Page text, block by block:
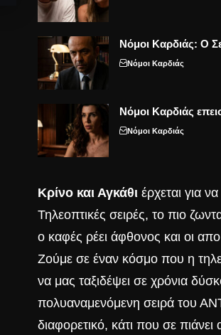
Νόμοι Καρδιάς: Ο
Νόμοι Καρδιάς
Νόμοι Καρδιάς
Νόμοι Καρδιάς
Κρίνο και Αγκάθι έρχεται για
Τηλεοπτικές σειρές, το πιο
ο καφές ρέει άφθονος και οι
Ζούμε σε έναν κόσμο που η
να μας ταξιδέψει σε χρόνια
πολυαναμενόμενη σειρά του
διαφορετικό, κάτι που σε